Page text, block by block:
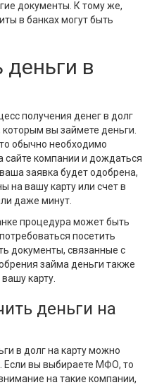
документы. К тому же,
в банках могут быть
деньги в
получения денег в долг
вы займете деньги.
обычно необходимо
сайте компании и дождаться
заявка будет одобрена,
на вашу карту или счет в
даже минут.
процедура может быть
посетить
документы, связанные с
займа деньги также
карту.
деньги на
в долг на карту можно
Если вы выбираете МФО, то
на такие компании,